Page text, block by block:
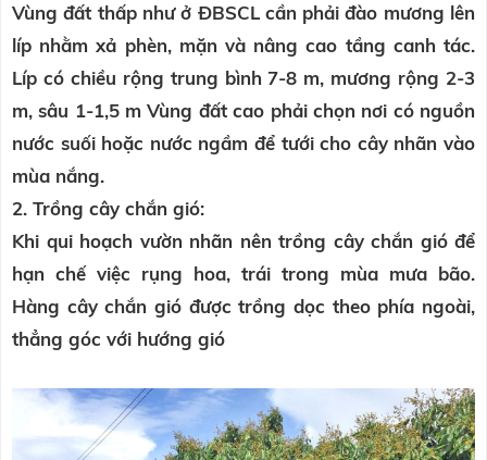
Vùng đất thấp như ở ĐBSCL cần phải đào mương lên
líp nhằm xả phèn, mặn và nâng cao tầng canh tác.
Líp có chiều rộng trung bình 7-8 m, mương rộng 2-3
m, sâu 1-1,5 m Vùng đất cao phải chọn nơi có nguồn
nước suối hoặc nước ngầm để tưới cho cây nhãn vào
mùa nắng.
2. Trồng cây chắn gió:
Khi qui hoạch vườn nhãn nên trồng cây chắn gió để
hạn chế việc rụng hoa, trái trong mùa mưa bão.
Hàng cây chắn gió được trồng dọc theo phía ngoài,
thẳng góc với hướng gió